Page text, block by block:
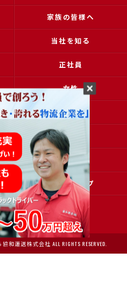
家族の皆様へ
当社を知る
正社員
女性
アクセス
コラム
採用申込
サイトマップ
運送株式会社 ALL RIGHTS RESERVED.